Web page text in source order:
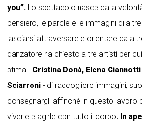
you”. Lo spettacolo nasce dalla
pensiero, le parole e le immagini di
lasciarsi attraversare e orientare da
danzatore ha chiesto a tre artisti per
stima - Cristina Donà, Elena
Sciarroni - di raccogliere immagini,
consegnargli affinché in questo lavoro
viverle e agirle con tutto il corpo. In